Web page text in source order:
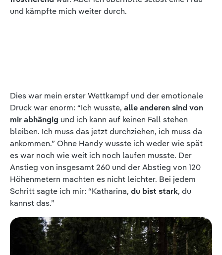
und kämpfte mich weiter durch.
Dies war mein erster Wettkampf und der emotionale
Druck war enorm: “Ich wusste, alle anderen sind von
mir abhängig und ich kann auf keinen Fall stehen
bleiben. Ich muss das jetzt durchziehen, ich muss da
ankommen.” Ohne Handy wusste ich weder wie spät
es war noch wie weit ich noch laufen musste. Der
Anstieg von insgesamt 260 und der Abstieg von 120
Höhenmetern machten es nicht leichter. Bei jedem
Schritt sagte ich mir: “Katharina, du bist stark, du
kannst das.”